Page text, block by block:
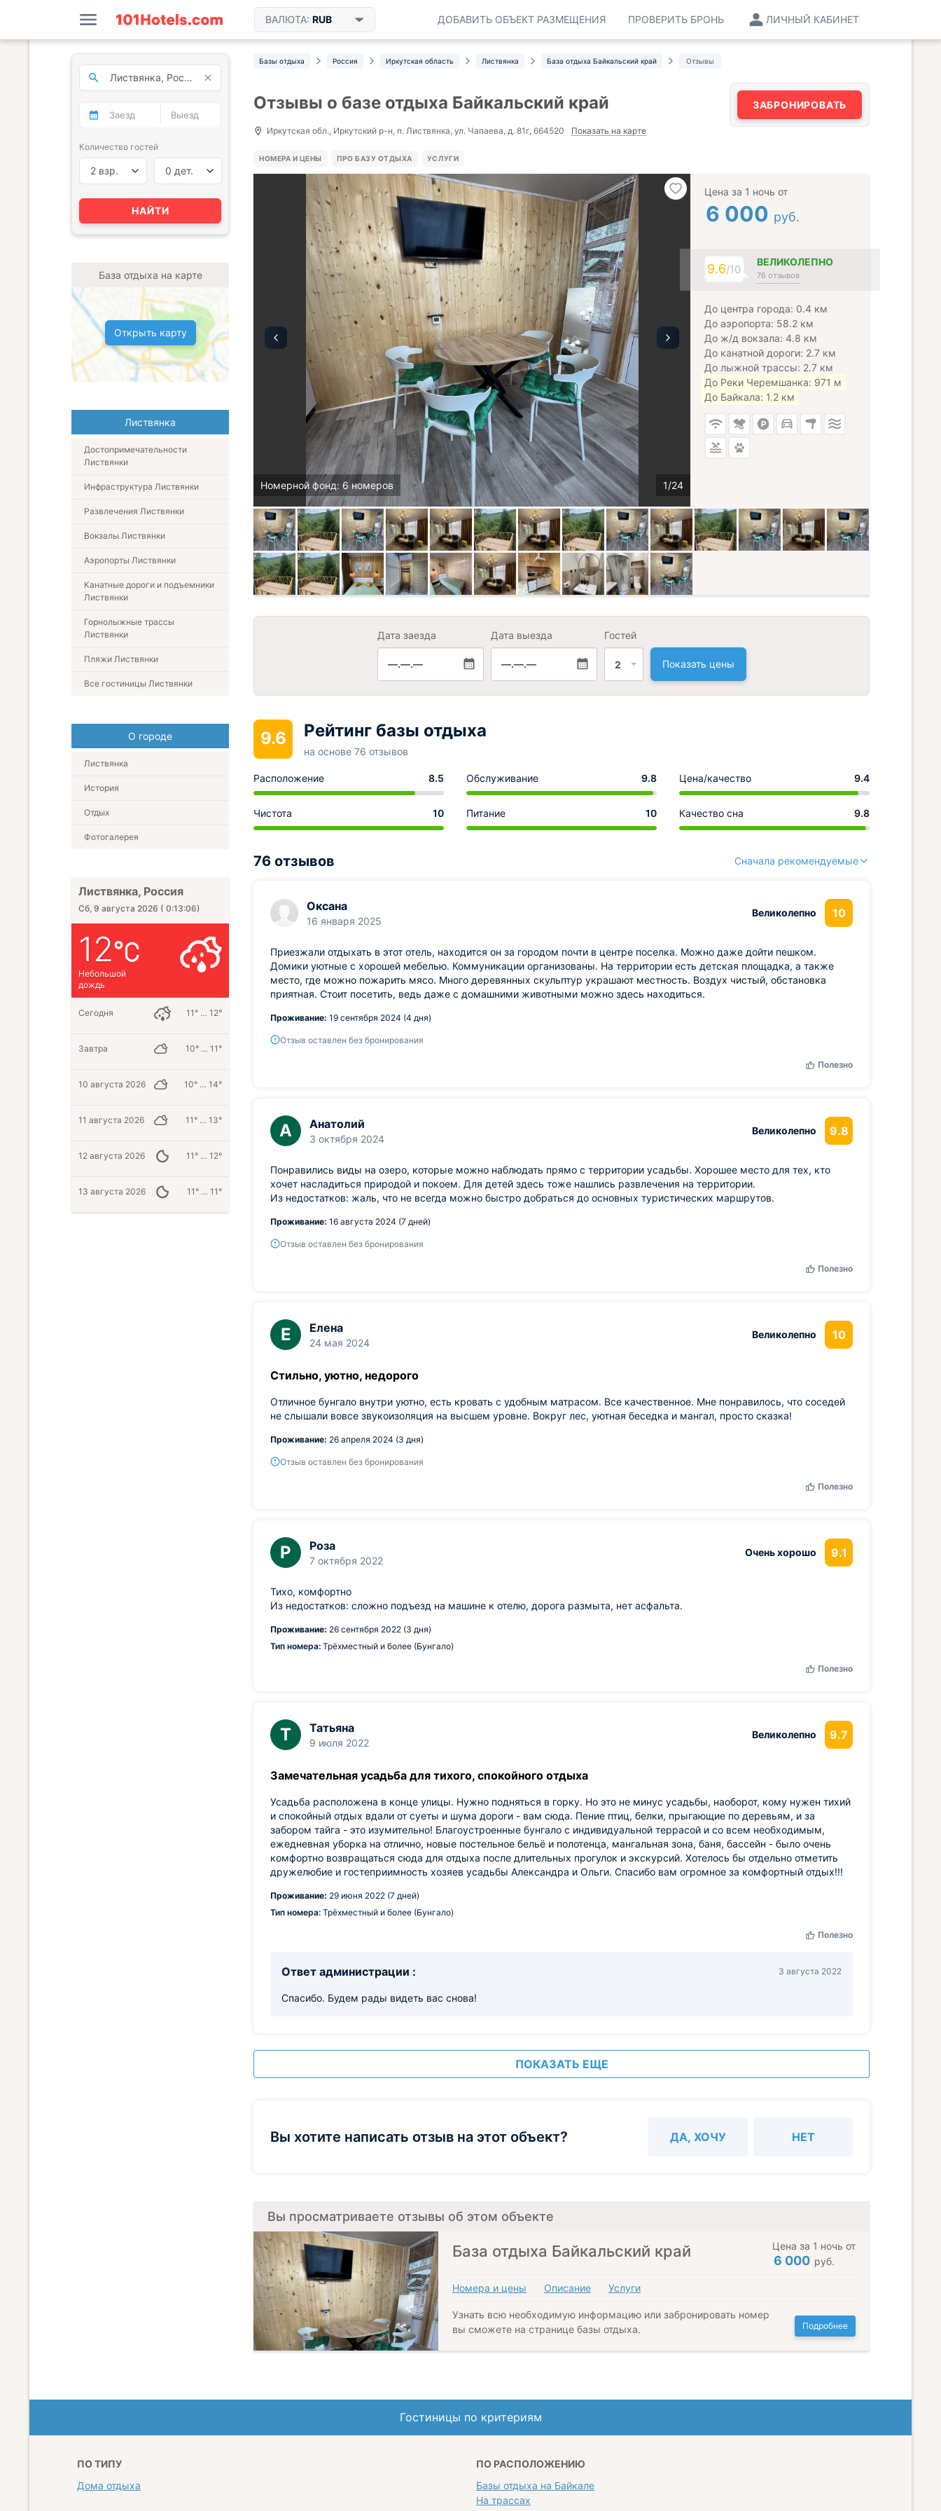
ВАЛЮТА: RUB ЛИЧНЫЙ КАБИНЕТ
ПРОВЕРИТЬ БРОНЬ
ДОБАВИТЬ ОБЪЕКТ РАЗМЕЩЕНИЯ
Базы отдыха Россия Иркутская область Листвянка База отдыха Байкальский край Отзывы
Отзывы о базе отдыха Байкальский край
Иркутская обл., Иркутский р-н, п. Листвянка, ул. Чапаева, д. 81г, 664520 Показать на карте
ЗАБРОНИРОВАТЬ
НОМЕРА И ЦЕНЫ ПРО БАЗУ ОТДЫХА УСЛУГИ
Номерной фонд: 6 номеров
Цена за 1 ночь от
6 000 руб.
9.6/10
ВЕЛИКОЛЕПНО
76 отзывов
До центра города: 0.4 км
До аэропорта: 58.2 км
До ж/д вокзала: 4.8 км
До канатной дороги: 2.7 км
До лыжной трассы: 2.7 км
До Реки Черемшанка: 971 м
До Байкала: 1.2 км
Дата заезда
—.—.—
Дата выезда
—.—.—
Гостей
2 Показать цены
9.6 Рейтинг базы отдыха
на основе 76 отзывов
Расположение 8.5 Обслуживание 9.8 Цена/качество 9.4
Чистота 10 Питание 10 Качество сна 9.8
76 отзывов Сначала рекомендуемые
Оксана
16 января 2025
Великолепно 10
Приезжали отдыхать в этот отель, находится он за городом почти в центре поселка. Можно даже дойти пешком.
Домики уютные с хорошей мебелью. Коммуникации организованы. На территории есть детская площадка, а также
место, где можно пожарить мясо. Много деревянных скульптур украшают местность. Воздух чистый, обстановка
приятная. Стоит посетить, ведь даже с домашними животными можно здесь находиться.
Проживание: 19 сентября 2024 (4 дня)
Отзыв оставлен без бронирования
Полезно
А Анатолий
3 октября 2024
Великолепно 9.8
Понравились виды на озеро, которые можно наблюдать прямо с территории усадьбы. Хорошее место для тех, кто
хочет насладиться природой и покоем. Для детей здесь тоже нашлись развлечения на территории.
Из недостатков: жаль, что не всегда можно быстро добраться до основных туристических маршрутов.
Проживание: 16 августа 2024 (7 дней)
Отзыв оставлен без бронирования
Полезно
Е Елена
24 мая 2024
Великолепно 10
Стильно, уютно, недорого
Отличное бунгало внутри уютно, есть кровать с удобным матрасом. Все качественное. Мне понравилось, что соседей
не слышали вовсе звукоизоляция на высшем уровне. Вокруг лес, уютная беседка и мангал, просто сказка!
Проживание: 26 апреля 2024 (3 дня)
Отзыв оставлен без бронирования
Полезно
Р Роза
7 октября 2022
Очень хорошо 9.1
Тихо, комфортно
Из недостатков: сложно подъезд на машине к отелю, дорога размыта, нет асфальта.
Проживание: 26 сентября 2022 (3 дня)
Тип номера: Трёхместный и более (Бунгало)
Полезно
Т Татьяна
9 июля 2022
Великолепно 9.7
Замечательная усадьба для тихого, спокойного отдыха
Усадьба расположена в конце улицы. Нужно подняться в горку. Но это не минус усадьбы, наоборот, кому нужен тихий
и спокойный отдых вдали от суеты и шума дороги - вам сюда. Пение птиц, белки, прыгающие по деревьям, и за
забором тайга - это изумительно! Благоустроенные бунгало с индивидуальной террасой и со всем необходимым,
ежедневная уборка на отлично, новые постельное бельё и полотенца, мангальная зона, баня, бассейн - было очень
комфортно возвращаться сюда для отдыха после длительных прогулок и экскурсий. Хотелось бы отдельно отметить
дружелюбие и гостеприимность хозяев усадьбы Александра и Ольги. Спасибо вам огромное за комфортный отдых!!!
Проживание: 29 июня 2022 (7 дней)
Тип номера: Трёхместный и более (Бунгало)
Полезно
Ответ администрации : 3 августа 2022
Спасибо. Будем рады видеть вас снова!
ПОКАЗАТЬ ЕЩЕ
Вы хотите написать отзыв на этот объект? ДА, ХОЧУ НЕТ
Вы просматриваете отзывы об этом объекте
Цена за 1 ночь от
6 000 руб.
База отдыха Байкальский край
Номера и цены Описание Услуги
Узнать всю необходимую информацию или забронировать номер
вы сможете на странице базы отдыха.
Подробнее
Количество гостей
2 взр. 0 дет.
НАЙТИ
База отдыха на карте
Открыть карту
Листвянка
Достопримечательности
Листвянки
Инфраструктура Листвянки
Развлечения Листвянки
Вокзалы Листвянки
Аэропорты Листвянки
Канатные дороги и подъемники
Листвянки
Горнолыжные трассы
Листвянки
Пляжи Листвянки
Все гостиницы Листвянки
О городе
Листвянка
История
Отдых
Фотогалерея
Листвянка, Россия
Сб, 9 августа 2026 ( 0:13:07)
12
Небольшой
дождь
Сегодня 11° … 12°
Завтра 10° … 11°
10 августа 2026 10° … 14°
11 августа 2026 11° … 13°
12 августа 2026 11° … 12°
13 августа 2026 11° … 11°
Гостиницы по критериям
ПО ТИПУ
Дома отдыха
ПО РАСПОЛОЖЕНИЮ
Базы отдыха на Байкале
На трассах